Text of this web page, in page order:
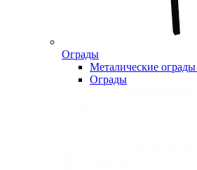
Ограды
Металические
Ограды